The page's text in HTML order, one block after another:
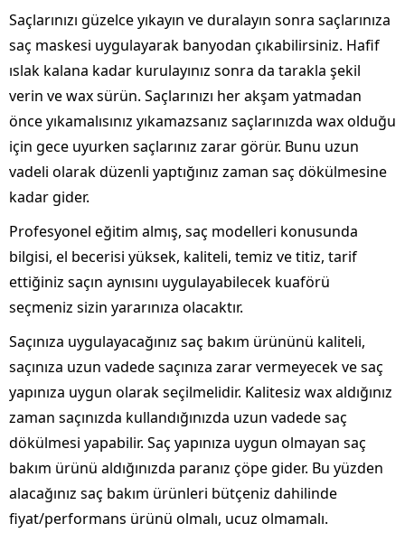
Saçlarınızı güzelce yıkayın ve duralayın sonra saçlarınıza
saç maskesi uygulayarak banyodan çıkabilirsiniz. Hafif
ıslak kalana kadar kurulayınız sonra da tarakla şekil
verin ve wax sürün. Saçlarınızı her akşam yatmadan
önce yıkamalısınız yıkamazsanız saçlarınızda wax olduğu
için gece uyurken saçlarınız zarar görür. Bunu uzun
vadeli olarak düzenli yaptığınız zaman saç dökülmesine
kadar gider.
Profesyonel eğitim almış, saç modelleri konusunda
bilgisi, el becerisi yüksek, kaliteli, temiz ve titiz, tarif
ettiğiniz saçın aynısını uygulayabilecek kuaförü
seçmeniz sizin yararınıza olacaktır.
Saçınıza uygulayacağınız saç bakım ürününü kaliteli,
saçınıza uzun vadede saçınıza zarar vermeyecek ve saç
yapınıza uygun olarak seçilmelidir. Kalitesiz wax aldığınız
zaman saçınızda kullandığınızda uzun vadede saç
dökülmesi yapabilir. Saç yapınıza uygun olmayan saç
bakım ürünü aldığınızda paranız çöpe gider. Bu yüzden
alacağınız saç bakım ürünleri bütçeniz dahilinde
fiyat/performans ürünü olmalı, ucuz olmamalı.